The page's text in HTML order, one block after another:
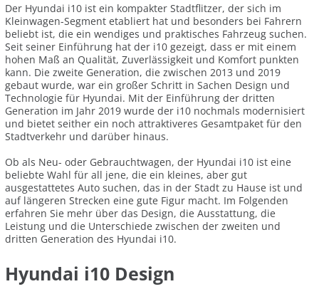
Der Hyundai i10 ist ein kompakter Stadtflitzer, der sich im
Kleinwagen-Segment etabliert hat und besonders bei Fahrern
beliebt ist, die ein wendiges und praktisches Fahrzeug suchen.
Seit seiner Einführung hat der i10 gezeigt, dass er mit einem
hohen Maß an Qualität, Zuverlässigkeit und Komfort punkten
kann. Die zweite Generation, die zwischen 2013 und 2019
gebaut wurde, war ein großer Schritt in Sachen Design und
Technologie für Hyundai. Mit der Einführung der dritten
Generation im Jahr 2019 wurde der i10 nochmals modernisiert
und bietet seither ein noch attraktiveres Gesamtpaket für den
Stadtverkehr und darüber hinaus.
Ob als Neu- oder Gebrauchtwagen, der Hyundai i10 ist eine
beliebte Wahl für all jene, die ein kleines, aber gut
ausgestattetes Auto suchen, das in der Stadt zu Hause ist und
auf längeren Strecken eine gute Figur macht. Im Folgenden
erfahren Sie mehr über das Design, die Ausstattung, die
Leistung und die Unterschiede zwischen der zweiten und
dritten Generation des Hyundai i10.
Hyundai i10 Design